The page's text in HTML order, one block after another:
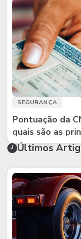
SEGURANÇA
Pontuação da
quais são as
Últimos